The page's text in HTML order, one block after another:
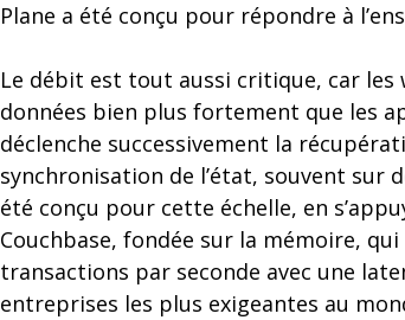
Plane a été conçu pour répondre à
Le débit est tout aussi critique, car
données bien plus fortement que les
déclenche successivement la
synchronisation de l’état, souvent sur
été conçu pour cette échelle, en
Couchbase, fondée sur la mémoire,
transactions par seconde avec une
entreprises les plus exigeantes au